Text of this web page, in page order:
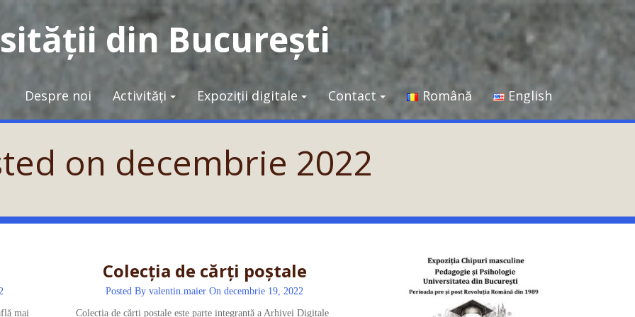
din București
Despre noi Activități Expoziții digitale Contact Română English
on decembrie 2022
mai
Colecția de cărți poștale
Posted Byvalentin.maier On decembrie 19, 2022
Colecția de cărți poștale este parte integrantă a Arhivei Digitale